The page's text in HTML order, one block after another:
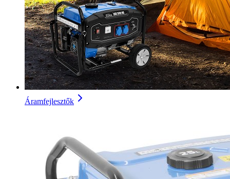
Áramfejlesztők